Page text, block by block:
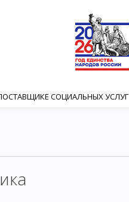
СОЦИАЛЬНЫХ УСЛУГ